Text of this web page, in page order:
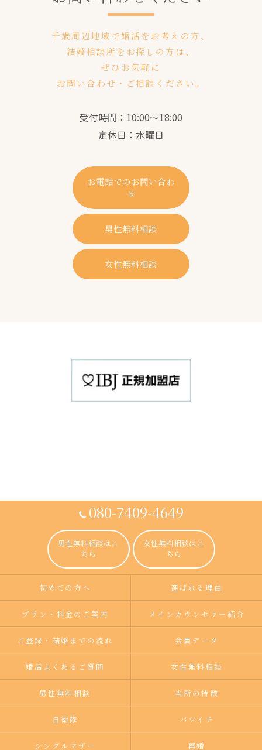
千歳周辺地域で婚活をお考えの方、
結婚相談所をお探しの方は、
ぜひお気軽に
お問い合わせ・ご相談ください。
受付時間：10:00～18:00
定休日：水曜日
お電話でのお問い合わ
せ
男性無料相談
女性無料相談
080-7409-4649
男性無料相談はこ
ちら
女性無料相談はこ
ちら
初めての方へ 選ばれる理由
プラン・料金のご案内 メインカウンセラー紹介
ご登録・結婚までの流れ 会員データ
婚活よくあるご質問 女性無料相談
男性無料相談 当所の特徴
自衛隊 バツイチ
シングルマザー 再婚